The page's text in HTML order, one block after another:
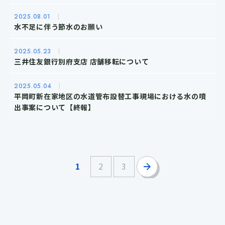
2025.08.01
水不足に伴う節水のお願い
2025.05.23
三井住友銀行別府支店 店舗移転について
2025.05.04
平岡町新在家地区の水道管布設替工事現場における水の噴
出事案について【終報】
1 2 3